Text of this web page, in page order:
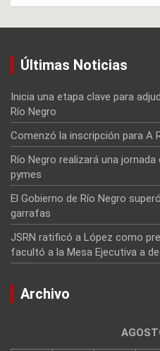
Últimas Noticias
Inicia una etapa clave para
Río Negro
Comenzó la inscripción para A
Río Negro realizará una
pymes
El Gobierno de Río Negro
garrafas
JSRN ratificó a López como
facultó a la Mesa Ejecutiva a
Archivo